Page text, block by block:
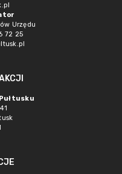
Urzędu
72 25